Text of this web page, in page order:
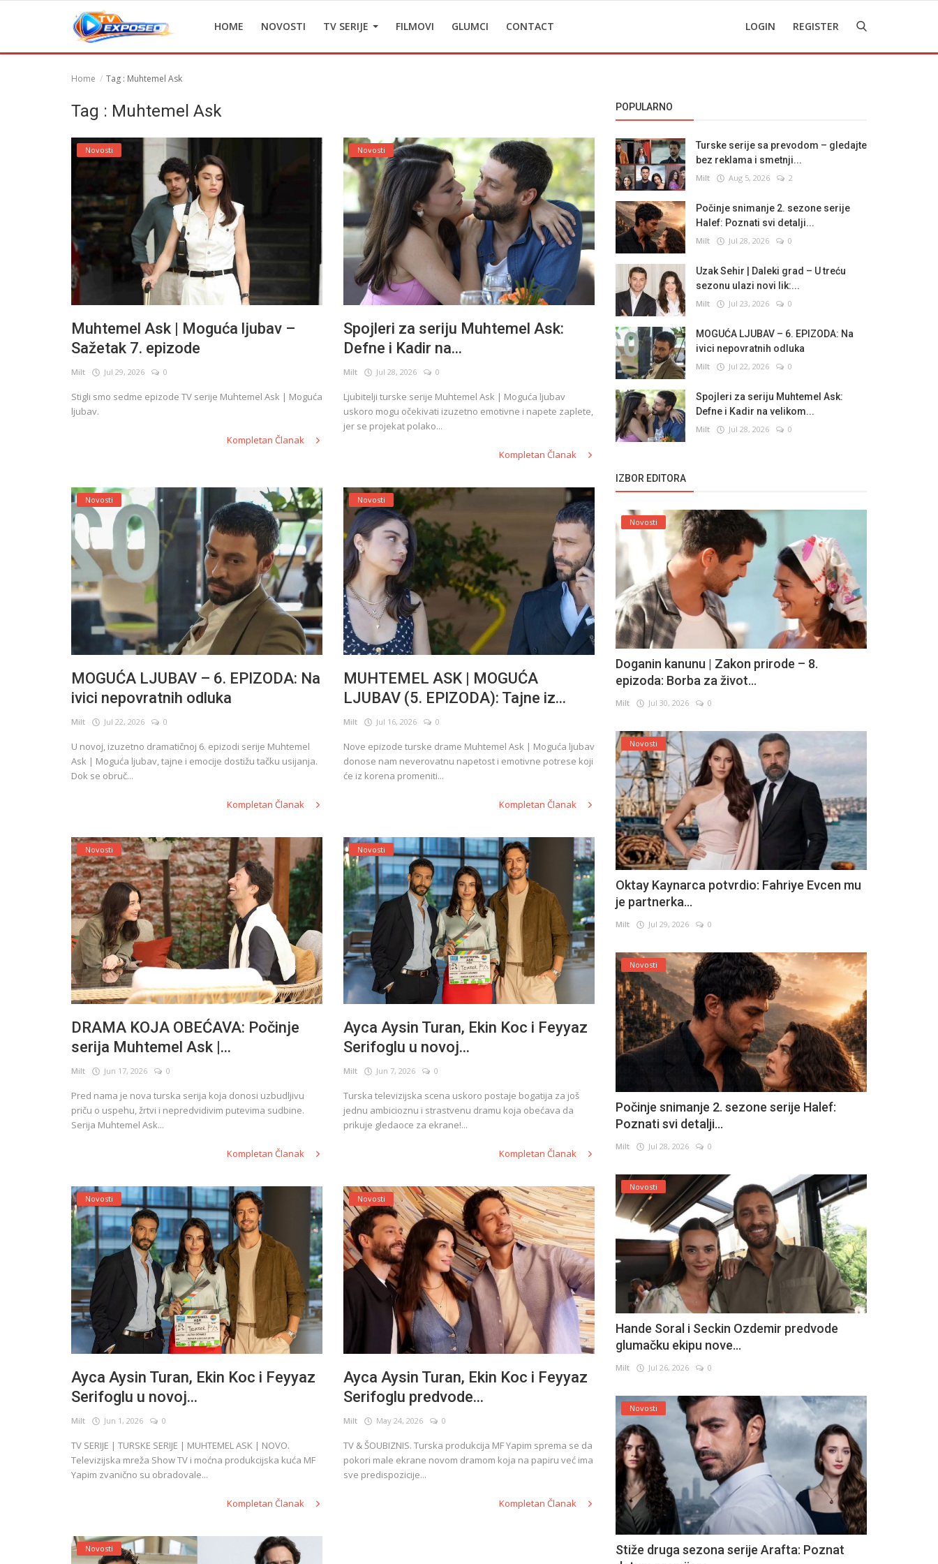
HOME NOVOSTI TV SERIJE FILMOVI GLUMCI CONTACT LOGIN REGISTER
Home Tag : Muhtemel Ask
Tag : Muhtemel Ask
Novosti
Muhtemel Ask | Moguća ljubav –
Sažetak 7. epizode
Milt Jul 29, 2026 0
Stigli smo sedme epizode TV serije Muhtemel Ask | Moguća
ljubav.
Kompletan Članak
Novosti
Spojleri za seriju Muhtemel Ask:
Defne i Kadir na...
Milt Jul 28, 2026 0
Ljubitelji turske serije Muhtemel Ask | Moguća ljubav
uskoro mogu očekivati izuzetno emotivne i napete zaplete,
jer se projekat polako...
Kompletan Članak
Novosti
MOGUĆA LJUBAV – 6. EPIZODA: Na
ivici nepovratnih odluka
Milt Jul 22, 2026 0
U novoj, izuzetno dramatičnoj 6. epizodi serije Muhtemel
Ask | Moguća ljubav, tajne i emocije dostižu tačku usijanja.
Dok se obruč...
Kompletan Članak
Novosti
MUHTEMEL ASK | MOGUĆA
LJUBAV (5. EPIZODA): Tajne iz...
Milt Jul 16, 2026 0
Nove epizode turske drame Muhtemel Ask | Moguća ljubav
donose nam neverovatnu napetost i emotivne potrese koji
će iz korena promeniti...
Kompletan Članak
Novosti
DRAMA KOJA OBEĆAVA: Počinje
serija Muhtemel Ask |...
Milt Jun 17, 2026 0
Pred nama je nova turska serija koja donosi uzbudljivu
priču o uspehu, žrtvi i nepredvidivim putevima sudbine.
Serija Muhtemel Ask...
Kompletan Članak
Novosti
Ayca Aysin Turan, Ekin Koc i Feyyaz
Serifoglu u novoj...
Milt Jun 7, 2026 0
Turska televizijska scena uskoro postaje bogatija za još
jednu ambicioznu i strastvenu dramu koja obećava da
prikuje gledaoce za ekrane!...
Kompletan Članak
Novosti
Ayca Aysin Turan, Ekin Koc i Feyyaz
Serifoglu u novoj...
Milt Jun 1, 2026 0
TV SERIJE | TURSKE SERIJE | MUHTEMEL ASK | NOVO.
Televizijska mreža Show TV i moćna produkcijska kuća MF
Yapim zvanično su obradovale...
Kompletan Članak
Novosti
Ayca Aysin Turan, Ekin Koc i Feyyaz
Serifoglu predvode...
Milt May 24, 2026 0
TV & ŠOUBIZNIS. Turska produkcija MF Yapim sprema se da
pokori male ekrane novom dramom koja na papiru već ima
sve predispozicije...
Kompletan Članak
Novosti
POPULARNO
Turske serije sa prevodom – gledajte
bez reklama i smetnji...
Milt Aug 5, 2026 2
Počinje snimanje 2. sezone serije
Halef: Poznati svi detalji...
Milt Jul 28, 2026 0
Uzak Sehir | Daleki grad – U treću
sezonu ulazi novi lik:...
Milt Jul 23, 2026 0
MOGUĆA LJUBAV – 6. EPIZODA: Na
ivici nepovratnih odluka
Milt Jul 22, 2026 0
Spojleri za seriju Muhtemel Ask:
Defne i Kadir na velikom...
Milt Jul 28, 2026 0
IZBOR EDITORA
Novosti
Doganin kanunu | Zakon prirode – 8.
epizoda: Borba za život...
Milt Jul 30, 2026 0
Novosti
Oktay Kaynarca potvrdio: Fahriye Evcen mu
je partnerka...
Milt Jul 29, 2026 0
Novosti
Počinje snimanje 2. sezone serije Halef:
Poznati svi detalji...
Milt Jul 28, 2026 0
Novosti
Hande Soral i Seckin Ozdemir predvode
glumačku ekipu nove...
Milt Jul 26, 2026 0
Novosti
Stiže druga sezona serije Arafta: Poznat